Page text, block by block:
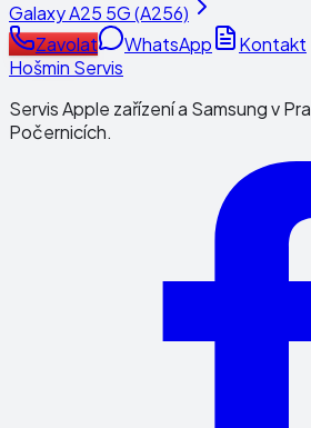
Galaxy A25 5G (A256)
Zavolat
WhatsApp
Kontakt
Hošmin Servis
Servis Apple zařízení a Samsung v
Počernicích.